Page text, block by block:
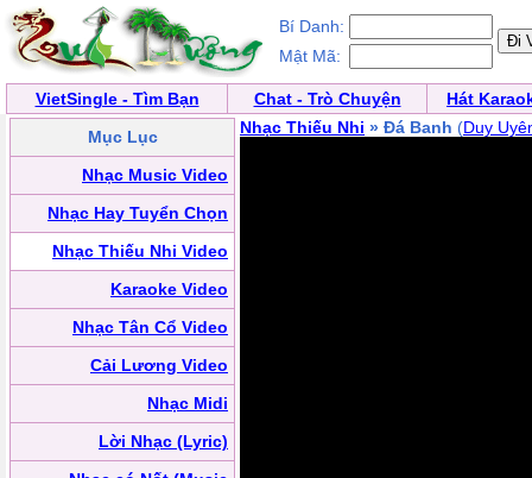
Bí Danh:
Mật Mã:
VietSingle - Tìm Bạn Chat - Trò Chuyện
Hát
Mục Lục
Nhạc Music Video
Nhạc Hay Tuyển Chọn
Nhạc Thiếu Nhi Video
Karaoke Video
Nhạc Tân Cổ Video
Cải Lương Video
Nhạc Midi
Lời Nhạc (Lyric)
Nhạc Thiếu Nhi » Đá Banh (Duy